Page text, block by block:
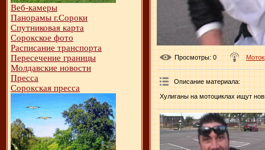
Веб-камеры
Панорамы г.Сороки
Спутниковая карта
Сорокское фото
Расписание транспорта
Пересечение границы
Молдавские новости
Пресса
Сорокская пресса
Просмотры: 0
Описание материала:
Хулиганы на мотоциклах ищут